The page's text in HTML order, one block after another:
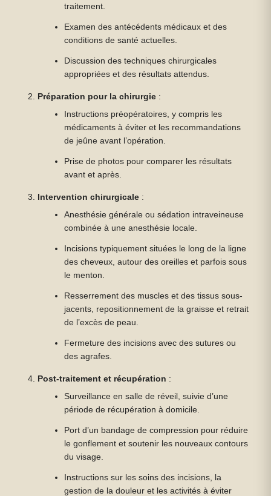
traitement.
Examen des antécédents médicaux et des
conditions de santé actuelles.
Discussion des techniques chirurgicales
appropriées et des résultats attendus.
Préparation pour la chirurgie :
Instructions préopératoires, y compris les
médicaments à éviter et les recommandations
de jeûne avant l’opération.
Prise de photos pour comparer les résultats
avant et après.
Intervention chirurgicale :
Anesthésie générale ou sédation intraveineuse
combinée à une anesthésie locale.
Incisions typiquement situées le long de la ligne
des cheveux, autour des oreilles et parfois sous
le menton.
Resserrement des muscles et des tissus sous-
jacents, repositionnement de la graisse et retrait
de l’excès de peau.
Fermeture des incisions avec des sutures ou
des agrafes.
Post-traitement et récupération :
Surveillance en salle de réveil, suivie d’une
période de récupération à domicile.
Port d’un bandage de compression pour réduire
le gonflement et soutenir les nouveaux contours
du visage.
Instructions sur les soins des incisions, la
gestion de la douleur et les activités à éviter